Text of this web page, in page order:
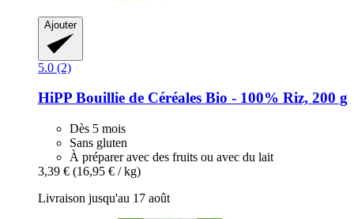
Ajouter
5.0 (2)
HiPP Bouillie de Céréales Bio -​ 100% Riz, 200 g
Dès 5 mois
Sans gluten
À préparer avec des fruits ou avec du lait
3,39 € (16,95 € / kg)
Livraison jusqu'au 17 août